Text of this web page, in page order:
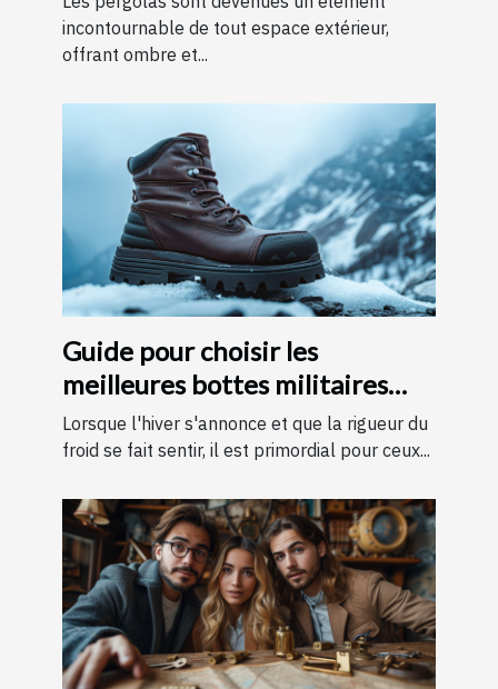
incontournable de tout espace extérieur,
offrant ombre et...
Guide pour choisir les
meilleures bottes militaires
pour l'hiver
Lorsque l'hiver s'annonce et que la rigueur du
froid se fait sentir, il est primordial pour ceux...